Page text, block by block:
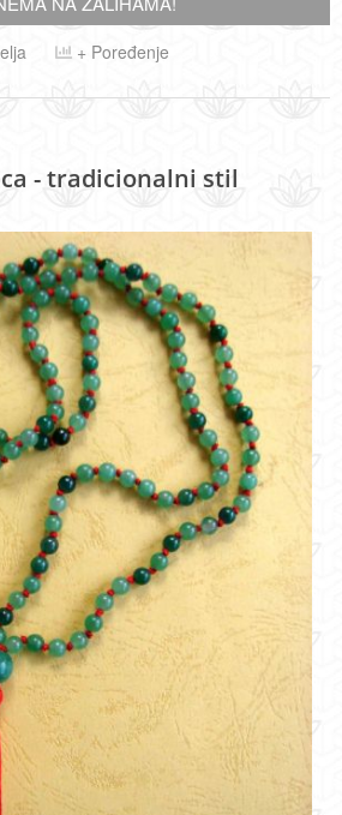
+ Poređenje
- tradicionalni stil